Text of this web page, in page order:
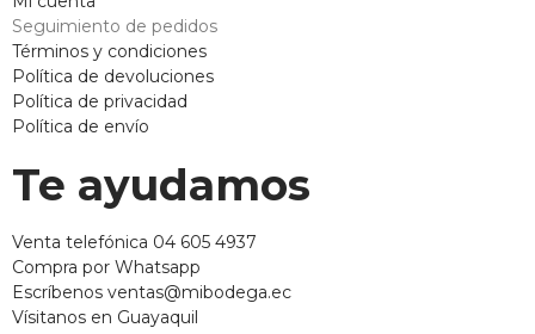
Seguimiento de pedidos
Términos y condiciones
Política de devoluciones
Política de privacidad
Política de envío
Te ayudamos
Venta telefónica 04 605 4937
Compra por Whatsapp
Escríbenos ventas@mibodega.ec
Vísitanos en Guayaquil